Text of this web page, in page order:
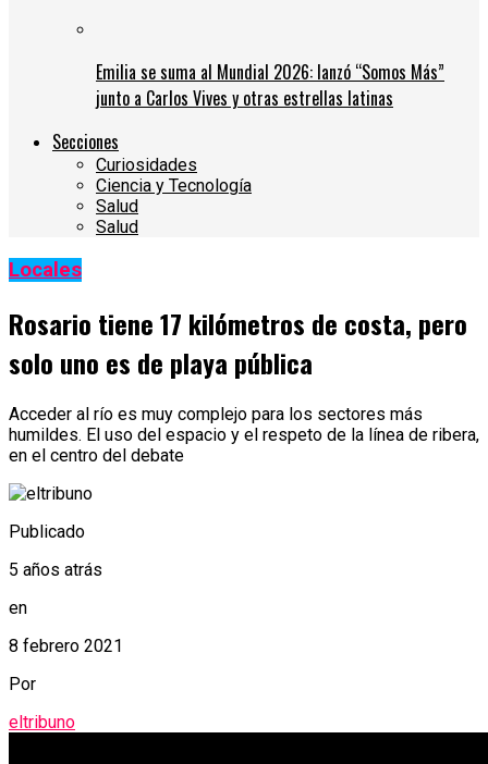
Emilia se suma al Mundial 2026: lanzó “Somos Más”
junto a Carlos Vives y otras estrellas latinas
Secciones
Curiosidades
Ciencia y Tecnología
Salud
Salud
Locales
Rosario tiene 17 kilómetros de costa, pero
solo uno es de playa pública
Acceder al río es muy complejo para los sectores más
humildes. El uso del espacio y el respeto de la línea de ribera,
en el centro del debate
Publicado
5 años atrás
en
8 febrero 2021
Por
eltribuno